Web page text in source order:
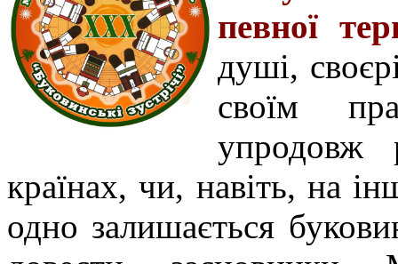
певної
душі,
своїм
упродовж
країнах, чи, навіть, на
одно залишається